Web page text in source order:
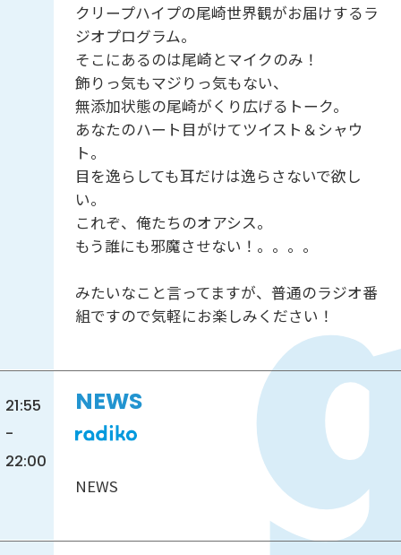
クリープハイプの尾崎世界観がお届けするラ
ジオプログラム。
そこにあるのは尾崎とマイクのみ！
飾りっ気もマジりっ気もない、
無添加状態の尾崎がくり広げるトーク。
あなたのハート目がけてツイスト＆シャウ
ト。
目を逸らしても耳だけは逸らさないで欲し
い。
これぞ、俺たちのオアシス。
もう誰にも邪魔させない！。。。。
みたいなこと言ってますが、普通のラジオ番
組ですので気軽にお楽しみください！
21:55
-
22:00
NEWS
NEWS